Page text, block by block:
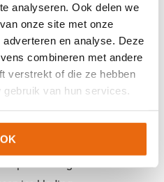
analyseren. Ook delen we
onze site met onze
en analyse. Deze
combineren met andere
verstrekt of die ze hebben
van hun services.
OK